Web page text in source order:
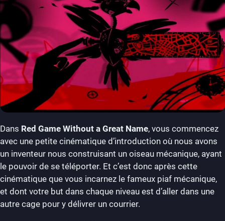
Dans Red Game Without a Great Name, vous commencez
avec une petite cinématique d’introduction où nous avons
un inventeur nous construisant un oiseau mécanique, ayant
le pouvoir de se téléporter. Et c’est donc après cette
cinématique que vous incarnez le fameux piaf mécanique,
et dont votre but dans chaque niveau est d’aller dans une
autre cage pour y délivrer un courrier.